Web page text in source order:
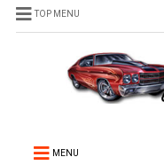
TOP MENU
MENU